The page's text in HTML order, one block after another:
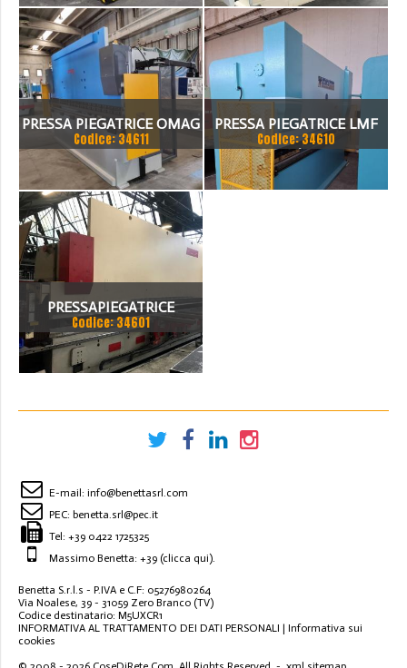
PRESSA PIEGATRICE OMAG
EPB 10036100 TON X 4MT
Codice: 34611
PRESSA PIEGATRICE LMF
100 TON. / 4100MM
Codice: 34610
PRESSAPIEGATRICE
BEYELER DEL 2002 A CNC
7.200 MM X 200 TON
Codice: 34601
E-mail: info@benettasrl.com
PEC: benetta.srl@pec.it
Tel: +39 0422 1725325
Massimo Benetta: +39 (clicca qui).
Benetta S.r.l.s - P.IVA e C.F: 05276980264
Via Noalese, 39 - 31059 Zero Branco (TV)
Codice destinatario: M5UXCR1
INFORMATIVA AL TRATTAMENTO DEI DATI PERSONALI | Informativa sui
cookies